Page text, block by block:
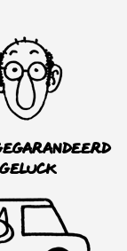
Geluck